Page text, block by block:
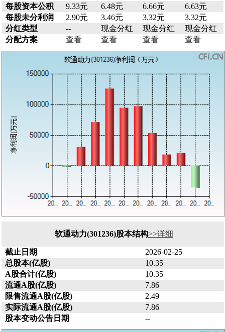
每股资本公积
9.33元 6.48元 6.66元
6.63元
每股未分利润
2.90元 3.46元 3.32元
3.32元
分红类型
-- 现金分红 现金分红
现金分红
分配方案
查看 查看 查看 查看
软通动力(301236)股本结构>>详细
截止日期
2026-02-25
总股本(亿股)
10.35
A股合计(亿股)
10.35
流通A股(亿股)
7.86
限售流通A股(亿股)
2.49
实际流通A股(亿股)
7.86
股本变动公告日期
--